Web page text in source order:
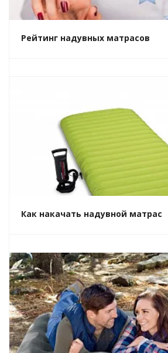
Рейтинг надувных матрасов
Как накачать надувной матрас